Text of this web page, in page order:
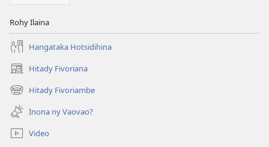
Rohy Ilaina
Hangataka Hotsidihina
Hitady Fivoriana
(manokatra
rohy) Hitady Fivoriambe
(manokatra
rohy) Inona ny Vaovao?
Video